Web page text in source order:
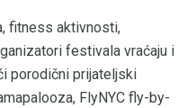
fitness aktivnosti,
festivala vraćaju i
porodični prijateljski
FlyNYC fly-by-